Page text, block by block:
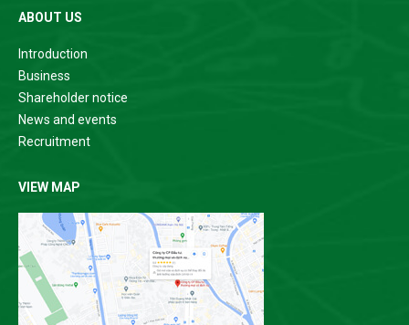
ABOUT US
Introduction
Business
Shareholder notice
News and events
Recruitment
VIEW MAP